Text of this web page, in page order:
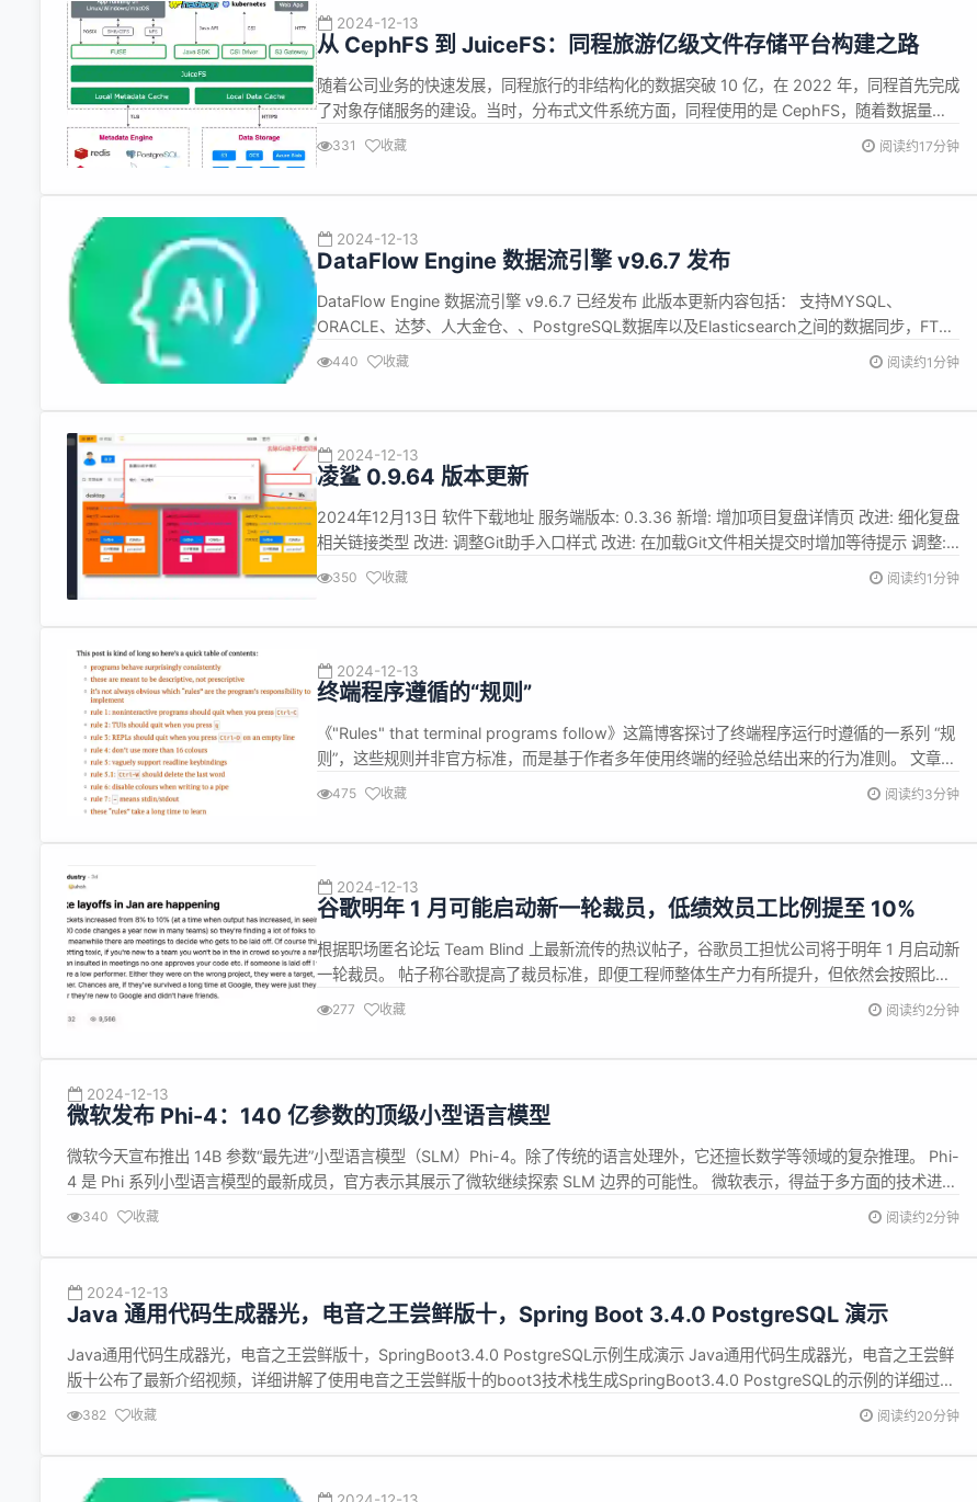
2024-12-13
从 CephFS 到 JuiceFS：同程旅游亿级文件存储平台构建之路
随着公司业务的快速发展，同程旅行的非结构化的数据突破 10 亿，在 2022 年，同程首先完成
了对象存储服务的建设。当时，分布式文件系统方面，同程使用的是 CephFS，随着数据量的
持续增长，CephFS 的高复杂性和运维难度逐渐成为瓶颈。考虑到可观测性、稳定性和管理效
331 收藏 阅读约17分钟
2024-12-13
DataFlow Engine 数据流引擎 v9.6.7 发布
DataFlow Engine 数据流引擎 v9.6.7 已经发布 此版本更新内容包括： 支持MYSQL、
ORACLE、达梦、人大金仓、、PostgreSQL数据库以及Elasticsearch之间的数据同步，FTP
之间的文件同步 支持以接口为数据源的任务配置 支持单机部署使用和与数字底座集成使用（包
440 收藏 阅读约1分钟
2024-12-13
凌鲨 0.9.64 版本更新
2024年12月13日 软件下载地址 服务端版本: 0.3.36 新增: 增加项目复盘详情页 改进: 细化复盘
相关链接类型 改进: 调整Git助手入口样式 改进: 在加载Git文件相关提交时增加等待提示 调整:
调整Git助手模式配置入口 相关截图 询问AI
350 收藏 阅读约1分钟
2024-12-13
终端程序遵循的“规则”
《"Rules" that terminal programs follow》这篇博客探讨了终端程序运行时遵循的一系列 “规
则”，这些规则并非官方标准，而是基于作者多年使用终端的经验总结出来的行为准则。 文章首
先指出，终端中运行的程序行为是由操作系统、shell、终端仿真器和正在运行的程序共同决定
475 收藏 阅读约3分钟
2024-12-13
谷歌明年 1 月可能启动新一轮裁员，低绩效员工比例提至 10%
根据职场匿名论坛 Team Blind 上最新流传的热议帖子，谷歌员工担忧公司将于明年 1 月启动新
一轮裁员。 帖子称谷歌提高了裁员标准，即便工程师整体生产力有所提升，但依然会按照比
例，裁掉绩效不佳的员工。 与此同时，谷歌母公司 Alphabet 的股价表现不及预期，也加剧了
277 收藏 阅读约2分钟
2024-12-13
微软发布 Phi-4：140 亿参数的顶级小型语言模型
微软今天宣布推出 14B 参数“最先进”小型语言模型（SLM）Phi-4。除了传统的语言处理外，它还擅长数学等领域的复杂推理。 Phi-
4 是 Phi 系列小型语言模型的最新成员，官方表示其展示了微软继续探索 SLM 边界的可能性。 微软表示，得益于多方面的技术进
步，包括采用高质量的合成数据集、精心挑选的高质量有机数据，以及训练后的创新，Phi-4 在数学推...
340 收藏 阅读约2分钟
2024-12-13
Java 通用代码生成器光，电音之王尝鲜版十，Spring Boot 3.4.0
PostgreSQL 演示
Java通用代码生成器光，电音之王尝鲜版十，SpringBoot3.4.0 PostgreSQL示例生成演示
Java通用代码生成器光，电音之王尝鲜版十公布了最新介绍视频，详细讲解了使用电音之王尝
鲜版十的boot3技术栈生成SpringBoot3.4.0 PostgreSQL的示例的详细过程。并对前端和后端
阅读约20分钟